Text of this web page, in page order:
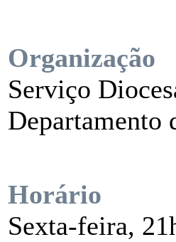
Organização
Serviço
Departamento
Horário
Sexta-feira,